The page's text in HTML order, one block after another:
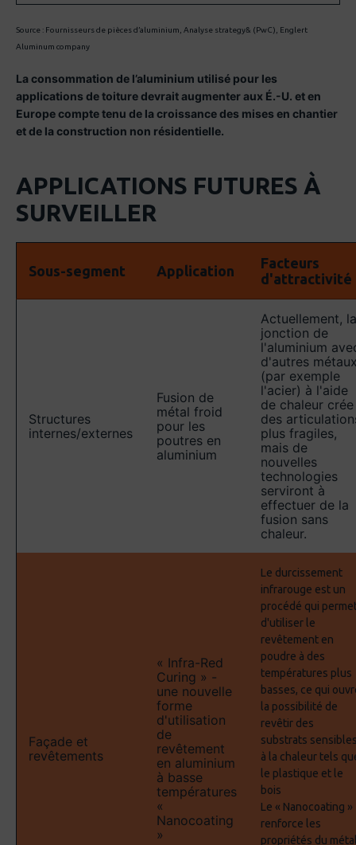
Source : Fournisseurs de pièces d’aluminium, Analyse strategy& (PwC), Englert
Aluminum company
La consommation de l’aluminium utilisé pour les
applications de toiture devrait augmenter aux É.-U. et en
Europe compte tenu de la croissance des mises en chantier
et de la construction non résidentielle.
APPLICATIONS FUTURES À
SURVEILLER
Sous-segment Application
Facteurs
d'attractivité
Structures
internes/externes
Fusion de
métal froid
pour les
poutres en
aluminium
Actuellement, la
jonction de
l'aluminium
d'autres
(par exemple
l'acier) à l'aide
de chaleur crée
des
plus fragiles,
mais de
nouvelles
technologies
serviront à
effectuer de la
fusion sans
chaleur.
Façade et
revêtements
« Infra-Red
Curing » -
une nouvelle
forme
d'utilisation
de
revêtement
en aluminium
à basse
températures
«
Nanocoating
»
Le durcissement
infrarouge est un
procédé qui
d'utiliser le
revêtement en
poudre à des
températures plus
basses, ce qui
la possibilité de
revêtir des
substrats
à la chaleur tels
le plastique et le
bois
Le « Nanocoating »
renforce les
propriétés du